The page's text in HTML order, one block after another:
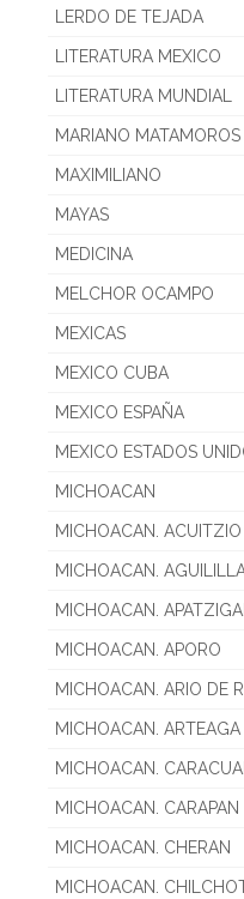
LERDO DE TEJADA
LITERATURA MEXICO
LITERATURA MUNDIAL
MARIANO MATAMOROS
MAXIMILIANO
MAYAS
MEDICINA
MELCHOR OCAMPO
MEXICAS
MEXICO CUBA
MEXICO ESPAÑA
MEXICO ESTADOS
MICHOACAN
MICHOACAN. ACUITZIO
MICHOACAN.
MICHOACAN.
MICHOACAN. APORO
MICHOACAN. ARIO DE
MICHOACAN. ARTEAGA
MICHOACAN.
MICHOACAN. CARAPAN
MICHOACAN. CHERAN
MICHOACAN.